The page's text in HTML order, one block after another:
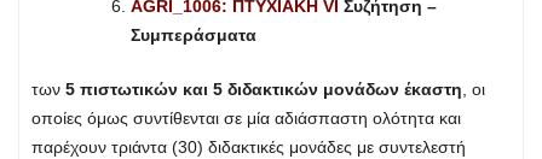
AGRI_1006: ΠΤΥΧΙΑΚΗ VI Συζήτηση –
Συμπεράσματα
των 5 πιστωτικών και 5 διδακτικών μονάδων έκαστη , οι
οποίες όμως συντίθενται σε μία αδιάσπαστη ολότητα και
παρέχουν τριάντα (30) διδακτικές μονάδες με συντελεστή